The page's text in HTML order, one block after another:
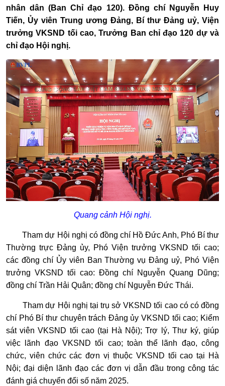
nhân dân (Ban Chỉ đạo 120). Đồng chí Nguyễn Huy
Tiến, Ủy viên Trung ương Đảng, Bí thư Đảng uỷ, Viện
trưởng VKSND tối cao, Trưởng Ban chỉ đạo 120 dự và
chỉ đạo Hội nghị.
Quang cảnh Hội nghị.
Tham dự Hội nghị có đồng chí Hồ Đức Anh, Phó Bí thư
Thường trực Đảng ủy, Phó Viện trưởng VKSND tối cao;
các đồng chí Ủy viên Ban Thường vụ Đảng uỷ, Phó Viện
trưởng VKSND tối cao: Đồng chí Nguyễn Quang Dũng;
đồng chí Trần Hải Quân; đồng chí Nguyễn Đức Thái.
Tham dự Hội nghị tại trụ sở VKSND tối cao có có đồng
chí Phó Bí thư chuyên trách Đảng ủy VKSND tối cao; Kiểm
sát viên VKSND tối cao (tại Hà Nội); Trợ lý, Thư ký, giúp
việc lãnh đạo VKSND tối cao; toàn thể lãnh đạo, công
chức, viên chức các đơn vị thuộc VKSND tối cao tại Hà
Nội; đại diện lãnh đạo các đơn vị dẫn đầu trong công tác
đánh giá chuyển đổi số năm 2025.